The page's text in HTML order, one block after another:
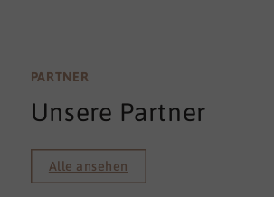
PARTNER
Unsere Partner
Alle ansehen